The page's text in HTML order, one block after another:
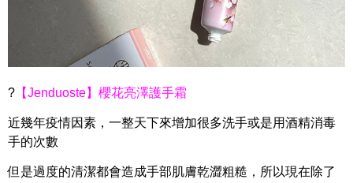
? 【Jenduoste】櫻花亮澤護手霜
近幾年疫情因素，一整天下來增加很多洗手或是用酒精消毒
手的次數
但是過度的清潔都會造成手部肌膚乾澀粗糙， 所以現在除了